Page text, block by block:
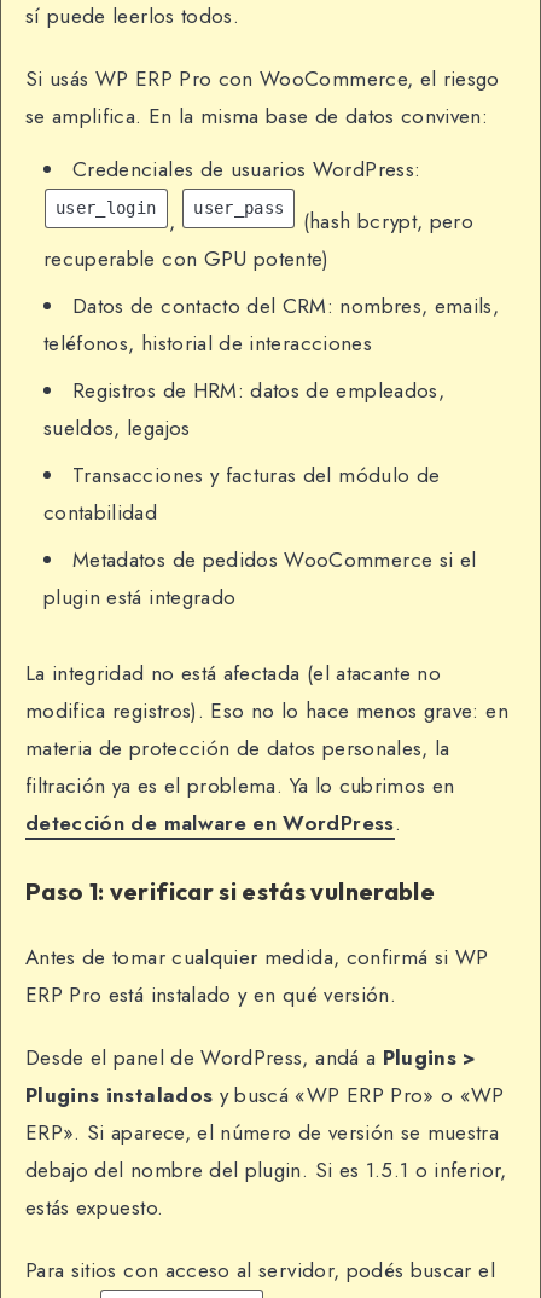
sí puede leerlos todos.
Si usás WP ERP Pro con WooCommerce, el riesgo
se amplifica. En la misma base de datos conviven:
Credenciales de usuarios WordPress:
user_login , user_pass
(hash bcrypt, pero
recuperable con GPU potente)
Datos de contacto del CRM: nombres, emails,
teléfonos, historial de interacciones
Registros de HRM: datos de empleados,
sueldos, legajos
Transacciones y facturas del módulo de
contabilidad
Metadatos de pedidos WooCommerce si el
plugin está integrado
La integridad no está afectada (el atacante no
modifica registros). Eso no lo hace menos grave: en
materia de protección de datos personales, la
filtración ya es el problema. Ya lo cubrimos en
detección de malware en WordPress.
Paso 1: verificar si estás vulnerable
Antes de tomar cualquier medida, confirmá si WP
ERP Pro está instalado y en qué versión.
Desde el panel de WordPress, andá a Plugins >
Plugins instalados y buscá «WP ERP Pro» o «WP
ERP». Si aparece, el número de versión se muestra
debajo del nombre del plugin. Si es 1.5.1 o inferior,
estás expuesto.
Para sitios con acceso al servidor, podés buscar el